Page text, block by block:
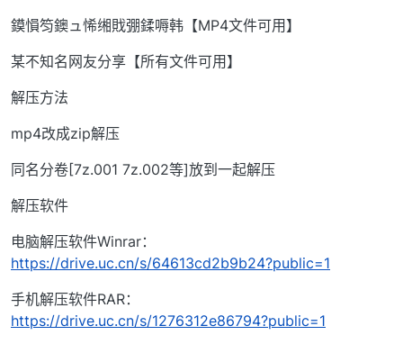
鏌愪笉鐭ュ悕缃戝弸鍒嗕韩【MP4文件可用】
某不知名网友分享【所有文件可用】
解压方法
mp4改成zip解压
同名分卷[7z.001 7z.002等]放到一起解压
解压软件
电脑解压软件Winrar：
https://drive.uc.cn/s/64613cd2b9b24?public=1
手机解压软件RAR：
https://drive.uc.cn/s/1276312e86794?public=1